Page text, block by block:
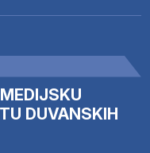
DUVANSKIH